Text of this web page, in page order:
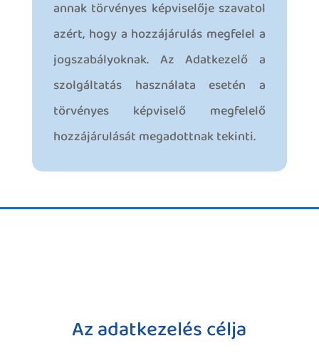
annak törvényes képviselője szavatol
azért, hogy a hozzájárulás megfelel a
jogszabályoknak. Az Adatkezelő a
szolgáltatás használata esetén a
törvényes képviselő megfelelő
hozzájárulását megadottnak tekinti.
Az adatkezelés célja